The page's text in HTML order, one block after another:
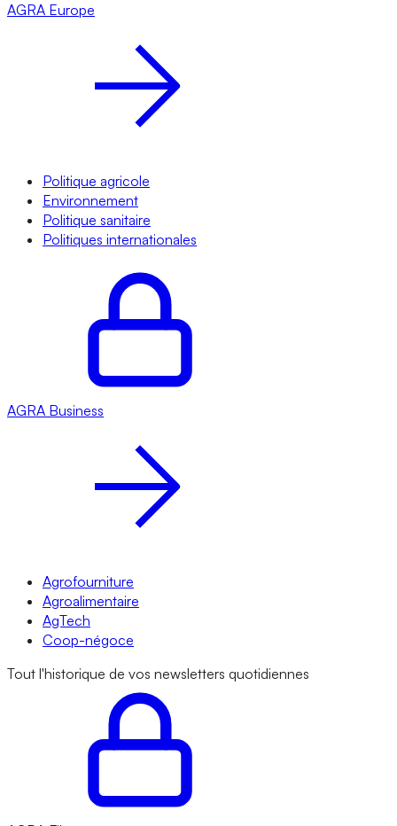
AGRA Europe
Politique agricole
Environnement
Politique sanitaire
Politiques internationales
AGRA Business
Agrofourniture
Agroalimentaire
AgTech
Coop-négoce
Tout l'historique de vos newsletters quotidiennes